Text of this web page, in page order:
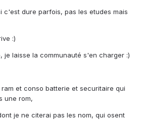
c'est dure parfois, pas les etudes mais
:)
je laisse la communauté s'en charger :)
et conso batterie et securitaire qui
une rom,
je ne citerai pas les nom, qui osent